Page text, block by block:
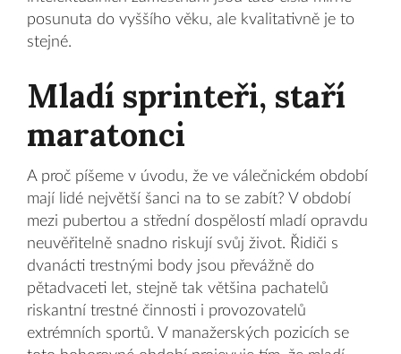
posunuta do vyššího věku, ale kvalitativně je to
stejné.
Mladí sprinteři, staří
maratonci
A proč píšeme v úvodu, že ve válečnickém období
mají lidé největší šanci na to se zabít? V období
mezi pubertou a střední dospělostí mladí opravdu
neuvěřitelně snadno riskují svůj život. Řidiči s
dvanácti trestnými body jsou převážně do
pětadvaceti let, stejně tak většina pachatelů
riskantní trestné činnosti i provozovatelů
extrémních sportů. V manažerských pozicích se